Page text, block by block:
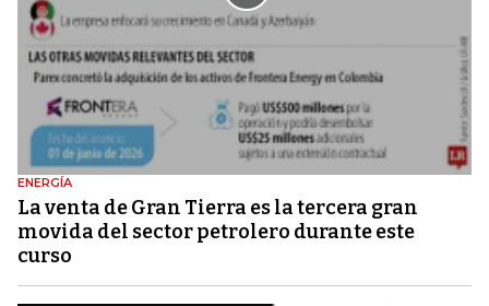
ENERGÍA
La venta de Gran Tierra es la tercera gran
movida del sector petrolero durante este
curso